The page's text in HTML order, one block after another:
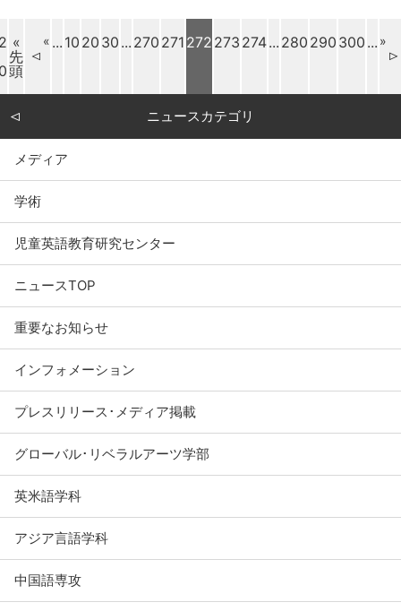
«
先
頭
« ... 10 20 30 ... 270 271 272 273 274... 280 290 300 ... »
ニュースカテゴリ
メディア
学術
児童英語教育研究センター
ニュースTOP
重要なお知らせ
インフォメーション
プレスリリース･メディア掲載
グローバル･リベラルアーツ学部
英米語学科
アジア言語学科
中国語専攻